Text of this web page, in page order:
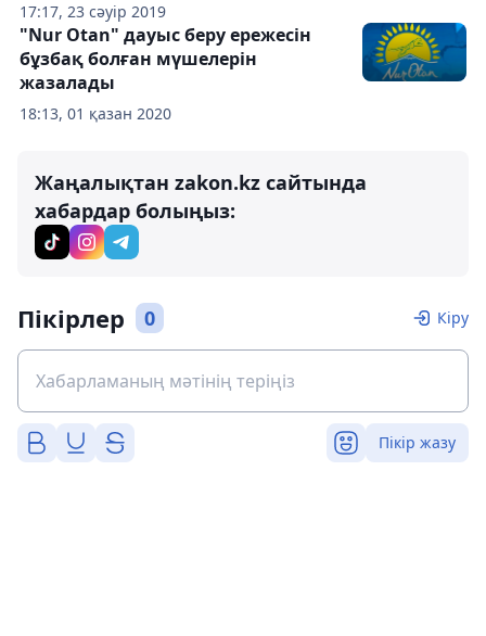
17:17, 23 сәуір 2019
18:13, 01 қазан 2020
"Nur Otan" дауыс беру ережесін
бұзбақ болған мүшелерін
жазалады
Жаңалықтан zakon.kz сайтында
хабардар болыңыз:
Пікірлер 0 Кіру
Пікір жазу